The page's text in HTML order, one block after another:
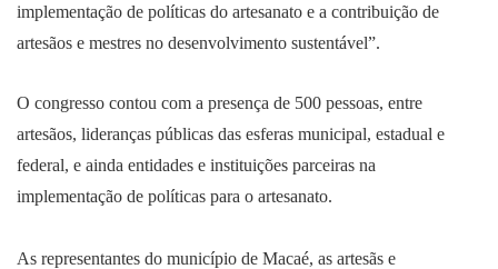
implementação de políticas do artesanato e a contribuição de
artesãos e mestres no desenvolvimento sustentável”.
O congresso contou com a presença de 500 pessoas, entre
artesãos, lideranças públicas das esferas municipal, estadual e
federal, e ainda entidades e instituições parceiras na
implementação de políticas para o artesanato.
As representantes do município de Macaé, as artesãs e